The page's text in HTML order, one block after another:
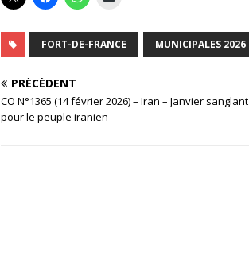
FORT-DE-FRANCE MUNICIPALES 2026
PRÉCÉDENT
CO N°1365 (14 février 2026) – Iran – Janvier sanglant
pour le peuple iranien